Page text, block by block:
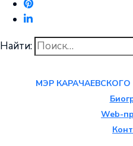
Найти:
МЭР
Web-